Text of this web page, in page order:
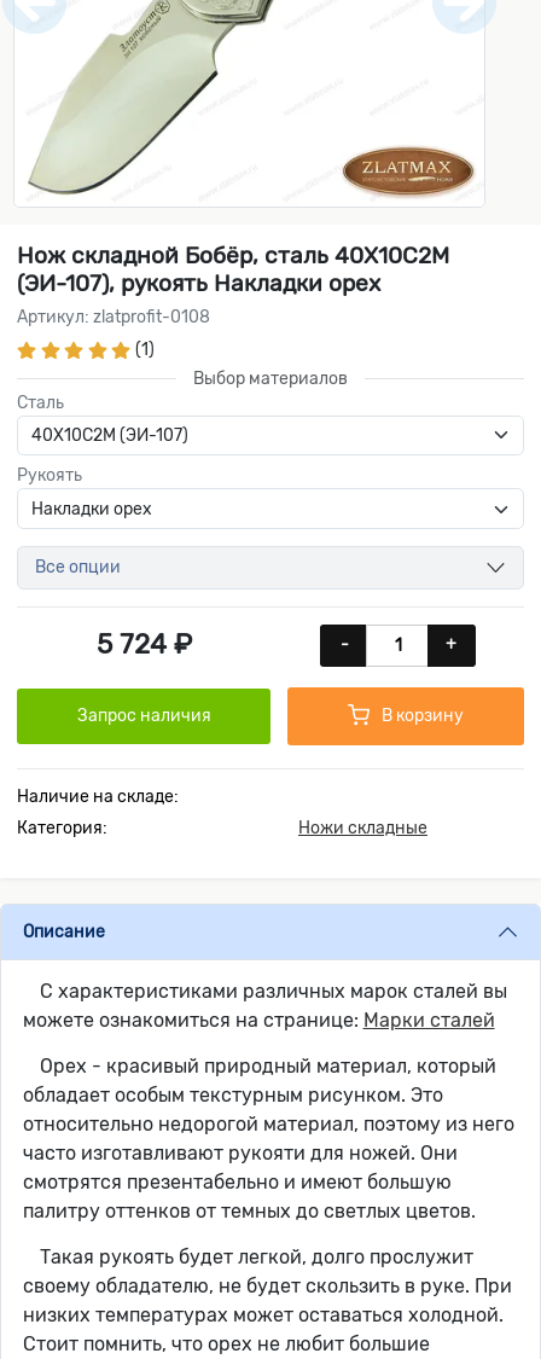
Нож складной Бобёр, сталь 40Х10С2М
(ЭИ-107), рукоять Накладки орех
Артикул: zlatprofit-0108
(1)
Выбор материалов
Сталь
Рукоять
Все опции
5 724 ₽ - +
Запрос наличия В корзину
Наличие на складе:
Категория:
Ножи складные
Описание
С характеристиками различных марок сталей вы
можете ознакомиться на странице: Марки сталей
Орех - красивый природный материал, который
обладает особым текстурным рисунком. Это
относительно недорогой материал, поэтому из него
часто изготавливают рукояти для ножей. Они
смотрятся презентабельно и имеют большую
палитру оттенков от темных до светлых цветов.
Такая рукоять будет легкой, долго прослужит
своему обладателю, не будет скользить в руке. При
низких температурах может оставаться холодной.
Стоит помнить, что орех не любит большие